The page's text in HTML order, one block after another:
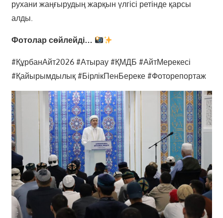
рухани жаңғырудың жарқын үлгісі ретінде қарсы
алды.
Фотолар сөйлейді…
#ҚұрбанАйт2026 #Атырау #ҚМДБ #АйтМерекесі
#Қайырымдылық #БірлікПенБереке #Фоторепортаж